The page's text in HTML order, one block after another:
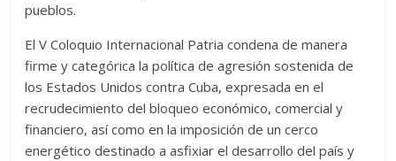
pueblos.
El V Coloquio Internacional Patria condena de manera
firme y categórica la política de agresión sostenida de
los Estados Unidos contra Cuba, expresada en el
recrudecimiento del bloqueo económico, comercial y
financiero, así como en la imposición de un cerco
energético destinado a asfixiar el desarrollo del país y